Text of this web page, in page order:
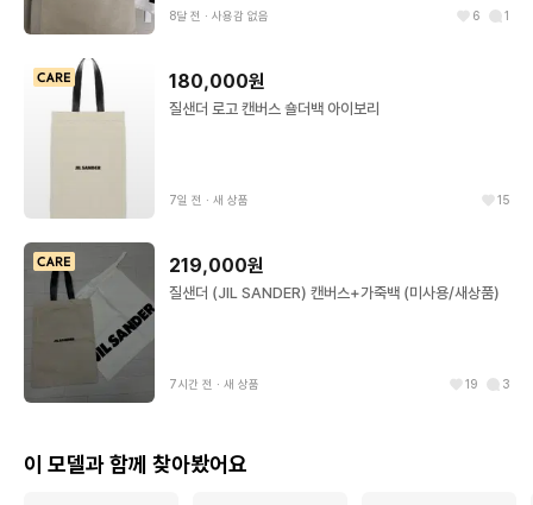
8달 전 ∙ 사용감 없음 6 1
180,000원
질샌더 로고 캔버스 숄더백 아이보리
7일 전 ∙ 새 상품 15
219,000원
질샌더 (JIL SANDER) 캔버스+가죽백 (미사용/새상품)
7시간 전 ∙ 새 상품 19 3
이 모델과 함께 찾아봤어요